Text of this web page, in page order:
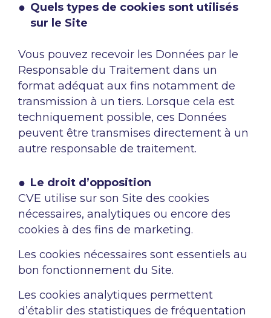
Quels types de cookies sont utilisés
sur le Site
Vous pouvez recevoir les Données par le
Responsable du Traitement dans un
format adéquat aux fins notamment de
transmission à un tiers. Lorsque cela est
techniquement possible, ces Données
peuvent être transmises directement à un
autre responsable de traitement.
Le droit d’opposition
CVE utilise sur son Site des cookies
nécessaires, analytiques ou encore des
cookies à des fins de marketing.
Les cookies nécessaires sont essentiels au
bon fonctionnement du Site.
Les cookies analytiques permettent
d’établir des statistiques de fréquentation